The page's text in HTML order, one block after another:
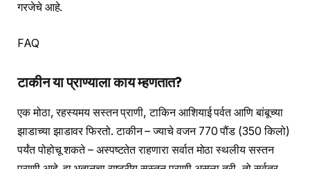
गरजेचे आहे.
FAQ
टाकीन या प्राण्याला काय म्हणतात?
एक मोठा, रहस्यमय सस्तन प्राणी, टाकिन आशियाई पर्वत आणि बांबूच्या
झाडाच्या झाडावर फिरतो. टाकीन – ज्याचे वजन 770 पौंड (350 किलो)
पर्यंत पोहोचू शकते – अस्पष्टतेत राहणारा सर्वात मोठा स्थलीय सस्तन